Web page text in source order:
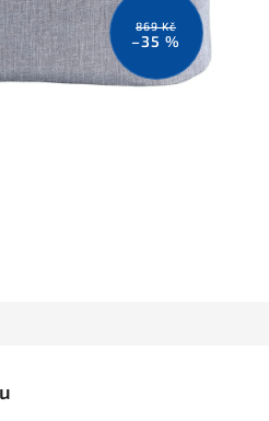
869 Kč
–35 %